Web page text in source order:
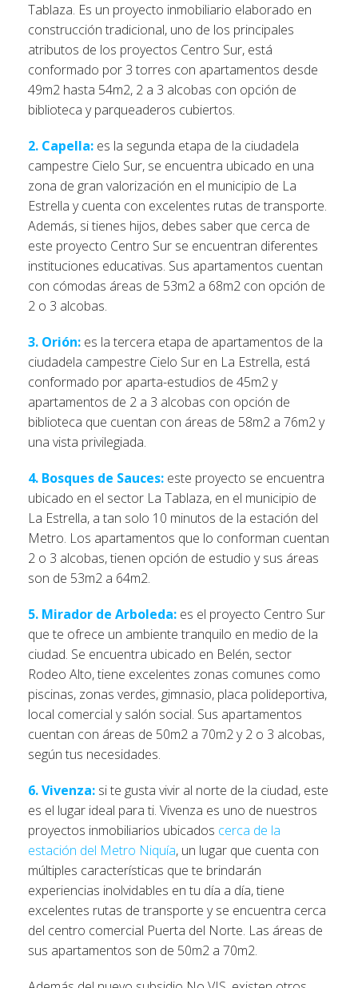
Tablaza. Es un proyecto inmobiliario elaborado en
construcción tradicional, uno de los principales
atributos de los proyectos Centro Sur, está
conformado por 3 torres con apartamentos desde
49m2 hasta 54m2, 2 a 3 alcobas con opción de
biblioteca y parqueaderos cubiertos.
2. Capella: es la segunda etapa de la ciudadela
campestre Cielo Sur, se encuentra ubicado en una
zona de gran valorización en el municipio de La
Estrella y cuenta con excelentes rutas de transporte.
Además, si tienes hijos, debes saber que cerca de
este proyecto Centro Sur se encuentran diferentes
instituciones educativas. Sus apartamentos cuentan
con cómodas áreas de 53m2 a 68m2 con opción de
2 o 3 alcobas.
3. Orión: es la tercera etapa de apartamentos de la
ciudadela campestre Cielo Sur en La Estrella, está
conformado por aparta-estudios de 45m2 y
apartamentos de 2 a 3 alcobas con opción de
biblioteca que cuentan con áreas de 58m2 a 76m2 y
una vista privilegiada.
4. Bosques de Sauces: este proyecto se encuentra
ubicado en el sector La Tablaza, en el municipio de
La Estrella, a tan solo 10 minutos de la estación del
Metro. Los apartamentos que lo conforman cuentan
2 o 3 alcobas, tienen opción de estudio y sus áreas
son de 53m2 a 64m2.
5. Mirador de Arboleda: es el proyecto Centro Sur
que te ofrece un ambiente tranquilo en medio de la
ciudad. Se encuentra ubicado en Belén, sector
Rodeo Alto, tiene excelentes zonas comunes como
piscinas, zonas verdes, gimnasio, placa polideportiva,
local comercial y salón social. Sus apartamentos
cuentan con áreas de 50m2 a 70m2 y 2 o 3 alcobas,
según tus necesidades.
6. Vivenza: si te gusta vivir al norte de la ciudad, este
es el lugar ideal para ti. Vivenza es uno de nuestros
proyectos inmobiliarios ubicados cerca de la
estación del Metro Niquía, un lugar que cuenta con
múltiples características que te brindarán
experiencias inolvidables en tu día a día, tiene
excelentes rutas de transporte y se encuentra cerca
del centro comercial Puerta del Norte. Las áreas de
sus apartamentos son de 50m2 a 70m2.